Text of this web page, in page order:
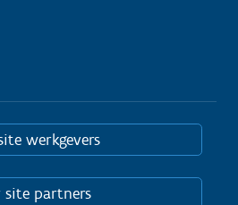
werkgevers
site partners